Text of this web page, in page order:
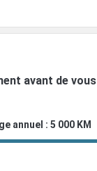
avant de vous
annuel : 5 000 KM